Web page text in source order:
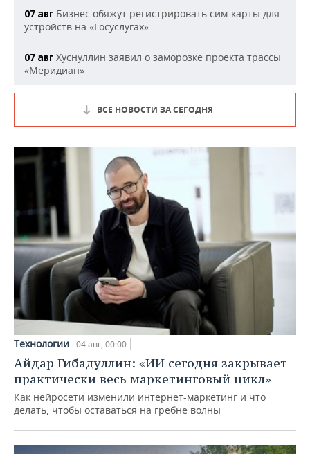
07 авг Бизнес обяжут регистрировать сим-карты для
устройств на «Госуслугах»
07 авг Хуснуллин заявил о заморозке проекта трассы
«Меридиан»
ВСЕ НОВОСТИ ЗА СЕГОДНЯ
Технологии 04 авг, 00:00
Айдар Гибадуллин: «ИИ сегодня закрывает
практически весь маркетинговый цикл»
Как нейросети изменили интернет-маркетинг и что
делать, чтобы оставаться на гребне волны